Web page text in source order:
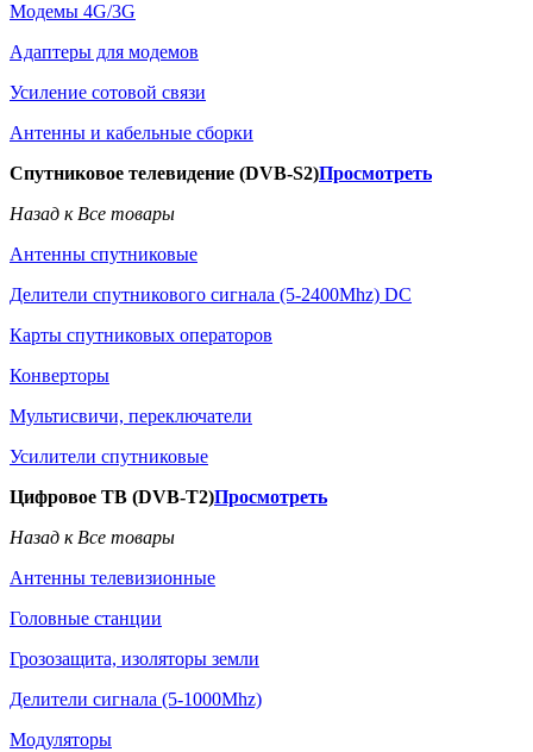
Модемы 4G/3G
Адаптеры для модемов
Усиление сотовой связи
Антенны и кабельные сборки
Спутниковое телевидение (DVB-S2)Просмотреть
Назад к Все товары
Антенны спутниковые
Делители спутникового сигнала (5-2400Mhz) DC
Карты спутниковых операторов
Конверторы
Мультисвичи, переключатели
Усилители спутниковые
Цифровое ТВ (DVB-T2)Просмотреть
Назад к Все товары
Антенны телевизионные
Головные станции
Грозозащита, изоляторы земли
Делители сигнала (5-1000Mhz)
Модуляторы